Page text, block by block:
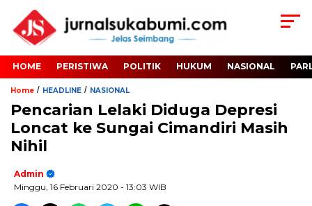
HOME PERISTIWA POLITIK HUKUM NASIONAL
Home / HEADLINE / NASIONAL
Pencarian Lelaki Diduga Depresi
Loncat ke Sungai Cimandiri Masih
Nihil
Admin
Minggu, 16 Februari 2020 - 13:03 WIB